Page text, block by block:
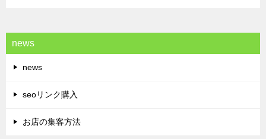
news
news
seoリンク購入
お店の集客方法